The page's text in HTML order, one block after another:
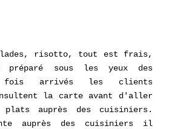
risotto, tout est frais,
sous les yeux des
fois arrivés les clients
la carte avant d'aller
plats auprès des cuisiniers.
auprès des cuisiniers il